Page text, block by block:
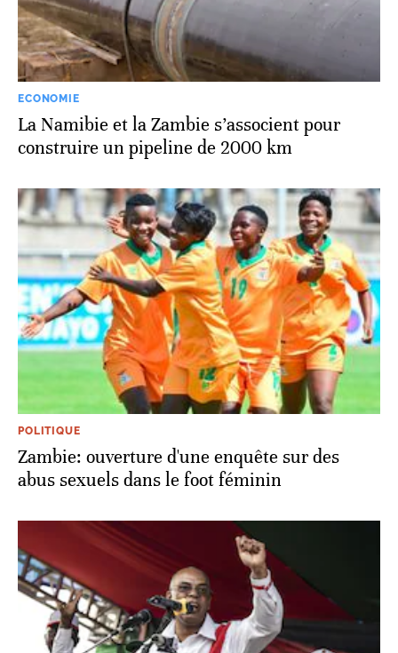
ECONOMIE
La Namibie et la Zambie s’associent pour
construire un pipeline de 2000 km
POLITIQUE
Zambie: ouverture d'une enquête sur des
abus sexuels dans le foot féminin